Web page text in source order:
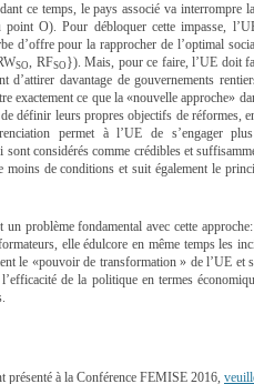
ce temps, le pays associé va
O). Pour débloquer cette impasse,
d’offre pour la rapprocher de l’optimal
SO, RFSO }). Mais, pour ce faire, l’UE doit
d’attirer davantage de gouvernements
exactement ce que la «nouvelle approche»
définir leurs propres objectifs de réformes,
permet à l’UE de s’engager
sont considérés comme crédibles et
moins de conditions et suit également le
un problème fondamental avec cette
elle édulcore en même temps les
le «pouvoir de transformation » de l’UE et
de la politique en termes
présenté à la Conférence FEMISE 2016,